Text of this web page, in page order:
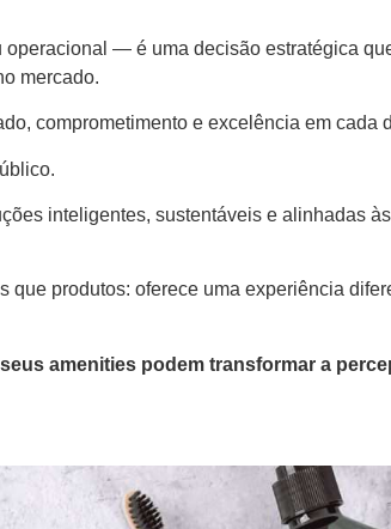
— é uma decisão estratégica
mercado.
comprometimento e excelência em cada
inteligentes, sustentáveis e alinhadas
que produtos: oferece uma experiência
amenities podem transformar a